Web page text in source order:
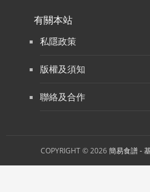
有關本站
私隱政策
版權及須知
聯絡及合作
COPYRIGHT © 2026簡易食譜 -